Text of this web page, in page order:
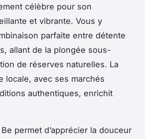
célèbre pour son
et vibrante. Vous y
parfaite entre détente
allant de la plongée sous-
de réserves naturelles. La
locale, avec ses marchés
authentiques, enrichit
permet d’apprécier la douceur